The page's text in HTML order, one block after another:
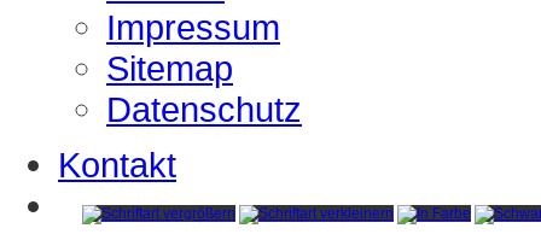
Impressum
Sitemap
Datenschutz
Kontakt